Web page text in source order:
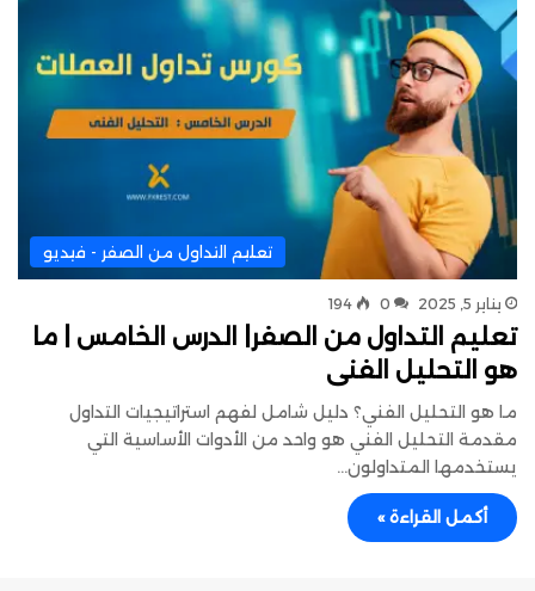
تعليم التداول من الصفر - فيديو
يناير 5, 2025 0
194
تعليم التداول من الصفر| الدرس الخامس | ما
هو التحليل الفنى
ما هو التحليل الفني؟ دليل شامل لفهم استراتيجيات التداول
مقدمة التحليل الفني هو واحد من الأدوات الأساسية التي
يستخدمها المتداولون…
أكمل القراءة »